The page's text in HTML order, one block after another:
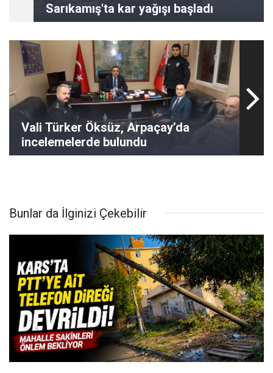
Sarıkamış'ta kar yağışı başladı
Vali Türker Öksüz, Arpaçay’da
incelemelerde bulundu
Bunlar da İlginizi Çekebilir